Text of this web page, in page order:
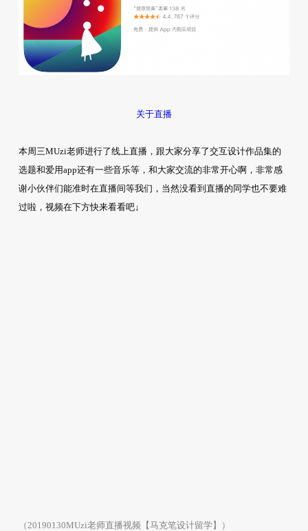
关于直播
本周三MUzi老师进行了线上直播，跟大家分享了交互设计作品集的
选题和爱用app还有一些音乐等，和大家交流的非常开心啊，非常感
谢小伙伴们能准时在直播间等我们，当然没看到直播的同学也不要难
过啦，视频在下方快来看看吧↓
（20190130MUzi老师直播视频【马克笔设计留学】）